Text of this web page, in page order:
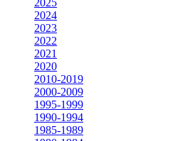
2025
2024
2023
2022
2021
2020
2010-2019
2000-2009
1995-1999
1990-1994
1985-1989